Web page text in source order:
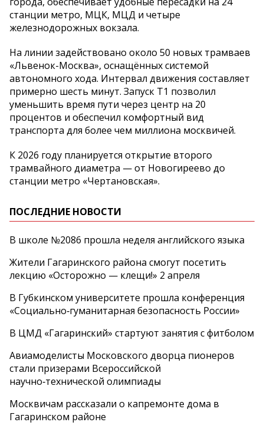
станции метро, МЦК, МЦД и четыре
железнодорожных вокзала.
На линии задействовано около 50 новых трамваев
«Львенок-Москва», оснащённых системой
автономного хода. Интервал движения составляет
примерно шесть минут. Запуск Т1 позволил
уменьшить время пути через центр на 20
процентов и обеспечил комфортный вид
транспорта для более чем миллиона москвичей.
К 2026 году планируется открытие второго
трамвайного диаметра — от Новогиреево до
станции метро «Чертановская».
ПОСЛЕДНИЕ НОВОСТИ
В школе №2086 прошла неделя английского языка
Жители Гагаринского района смогут посетить
лекцию «Осторожно — клещи!» 2 апреля
В Губкинском университете прошла конференция
«Социально‑гуманитарная безопасность России»
В ЦМД «Гагаринский» стартуют занятия с фитболом
Авиамоделисты Московского дворца пионеров
стали призерами Всероссийской
научно‑технической олимпиады
Москвичам рассказали о капремонте дома в
Гагаринском районе